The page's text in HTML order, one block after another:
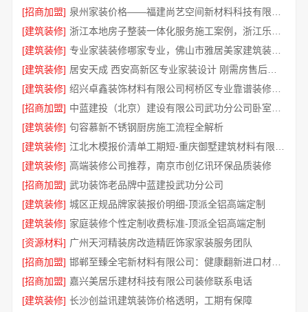
[招商加盟]
[建筑装修]
[建筑装修]
专业家装装修哪家专业，佛山市雅居美家建筑装饰工程有限公司答案
[建筑装修]
居安天成 西安高新区专业家装设计 刚需房售后完善
[建筑装修]
绍兴卓鑫装饰材料有限公司柯桥区专业靠谱装修自有专业施工队
[招商加盟]
[建筑装修] 句容慕新不锈钢厨房施工流程全解析
[建筑装修]
[建筑装修] 高端装修公司推荐，南京市创亿讯环保品质装修
[招商加盟] 武功装饰老品牌中蓝建投武功分公司
[建筑装修] 城区正规品牌家装报价明细-顶派全铝高端定制
[建筑装修] 家庭装修个性定制收费标准-顶派全铝高端定制
[资源材料] 广州天河精装房改造精匠饰家家装服务团队
[招商加盟]
邯郸至臻全宅新材料有限公司：健康翻新进口材料专家
[招商加盟] 嘉兴美居乐建材科技有限公司装修联系电话
[建筑装修] 长沙创益讯建筑装饰价格透明，工期有保障